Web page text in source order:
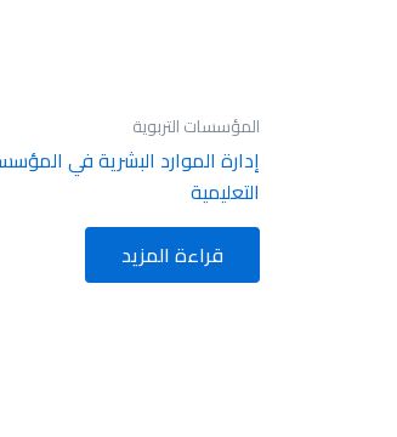
المؤسسات التربوية
إدارة الموارد البشرية في
التعليمية
قراءة المزيد